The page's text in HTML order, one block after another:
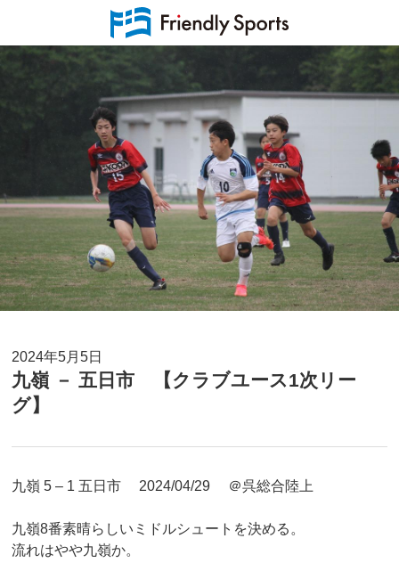
2024年5月5日
九嶺 － 五日市 【クラブユース1次リー
グ】
九嶺 5 – 1 五日市 2024/04/29 ＠呉総合陸上
九嶺8番素晴らしいミドルシュートを決める。
流れはやや九嶺か。